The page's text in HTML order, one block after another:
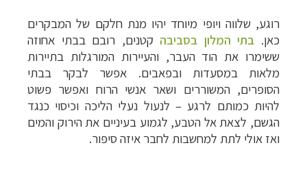
רוגע, שלווה ויופי מיוחד יהיו מנת חלקם של המבקרים
כאן. בתי המלון בסביבה קטנים, רובם בבתי אחוזה
ששימרו את הוד העבר, והעיירות המורגלות בתיירות
מלאות במסעדות ובפאבים. אפשר לבקר בבתי
הסופרים, המשוררים ושאר אנשי הרוח ואפשר פשוט
להיות כמותם לרגע – לנעול נעלי הליכה וכיסוי כנגד
הגשם, לצאת אל הטבע, לגמוע בעיניים את הירוק והמים
ואז אולי לתת למחשבות לחבר איזה סיפור.